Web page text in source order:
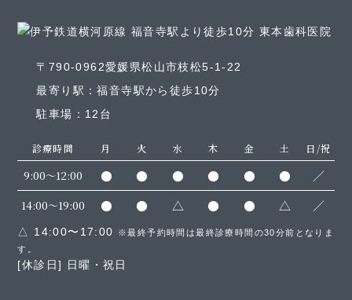
〒790-0962愛媛県松山市枝松5-1-22
最寄り駅：福音寺駅から徒歩10分
駐車場：12台
診療時間 月 火 水 木 金 土 日/祝
9:00～12:00 ● ● ● ● ● ● ／
14:00～19:00 ● ● △ ● ● △ ／
△ 14:00〜17:00
※最終予約時間は最終診療時間の30分前となりま
す。
[休診日] 日曜・祝日